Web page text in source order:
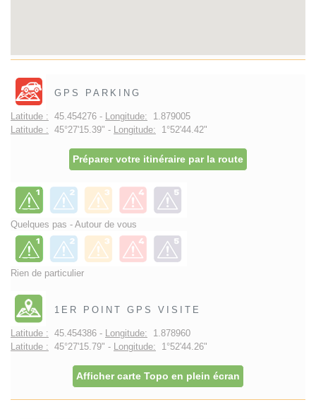
GPS PARKING
Latitude : 45.454276 - Longitude: 1.879005
Latitude : 45°27'15.39" - Longitude: 1°52'44.42"
Préparer votre itinéraire par la route
Quelques pas - Autour de vous
Rien de particulier
1ER POINT GPS VISITE
Latitude : 45.454386 - Longitude: 1.878960
Latitude : 45°27'15.79" - Longitude: 1°52'44.26"
Afficher carte Topo en plein écran